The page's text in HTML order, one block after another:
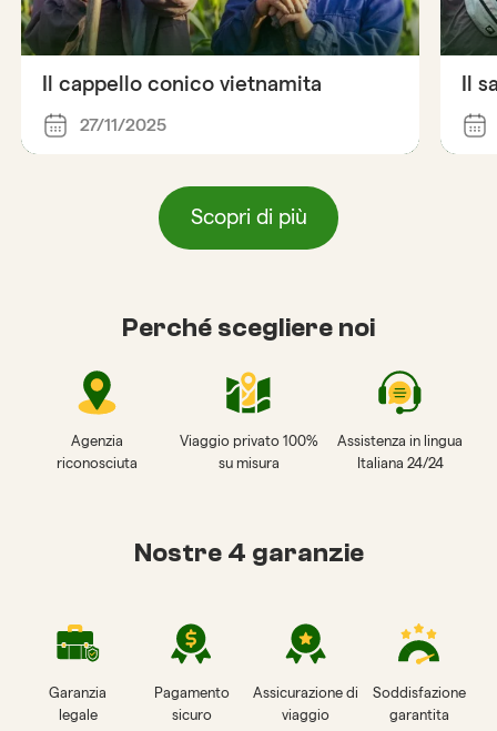
Il cappello conico vietnamita
27/11/2025
Il
Scopri di più
Perché scegliere noi
Agenzia
riconosciuta
Viaggio privato 100%
su misura
Assistenza in lingua
Italiana 24/24
Nostre 4 garanzie
Garanzia
legale
Pagamento
sicuro
Assicurazione di
viaggio
Soddisfazione
garantita